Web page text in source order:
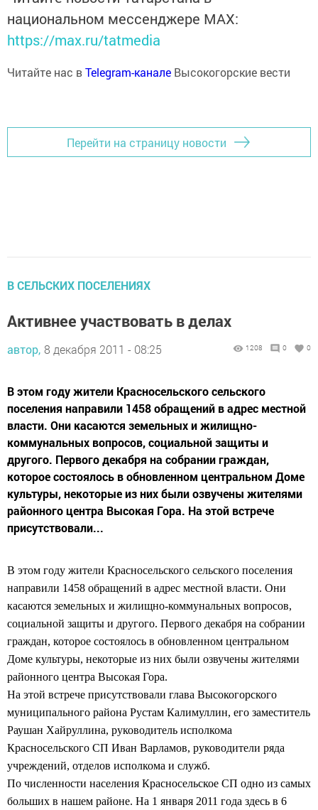
национальном мессенджере MАХ:
https://max.ru/tatmedia
Читайте нас вTelegram-канале Высокогорские вести
Перейти на страницу новости
В СЕЛЬСКИХ ПОСЕЛЕНИЯХ
Активнее участвовать в делах
автор, 8 декабря 2011 - 08:25 1208 0 0
В этом году жители Красносельского сельского
поселения направили 1458 обращений в адрес местной
власти. Они касаются земельных и жилищно-
коммунальных вопросов, социальной защиты и
другого. Первого декабря на собрании граждан,
которое состоялось в обновленном центральном Доме
культуры, некоторые из них были озвучены жителями
районного центра Высокая Гора. На этой встрече
присутствовали...
В этом году жители Красносельского сельского поселения
направили 1458 обращений в адрес местной власти. Они
касаются земельных и жилищно-коммунальных вопросов,
социальной защиты и другого. Первого декабря на собрании
граждан, которое состоялось в обновленном центральном
Доме культуры, некоторые из них были озвучены жителями
районного центра Высокая Гора.
На этой встрече присутствовали глава Высокогорского
муниципального района Рустам Калимуллин, его заместитель
Раушан Хайруллина, руководитель исполкома
Красносельского СП Иван Варламов, руководители ряда
учреждений, отделов исполкома и служб.
По численности населения Красносельское СП одно из самых
больших в нашем районе. На 1 января 2011 года здесь в 6